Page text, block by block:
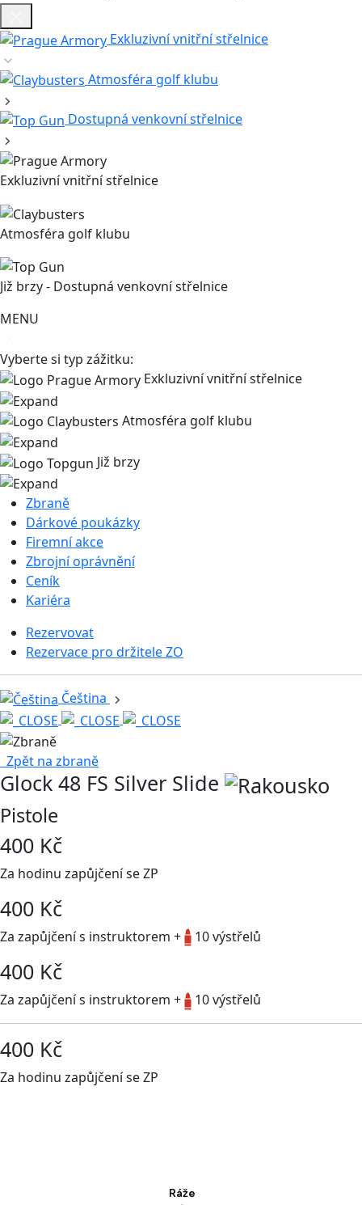
Exkluzivní vnitřní střelnice
Atmosféra golf klubu
Dostupná venkovní střelnice
Exkluzivní vnitřní střelnice
Atmosféra golf klubu
Již brzy - Dostupná venkovní střelnice
MENU
Vyberte si typ zážitku:
Exkluzivní vnitřní střelnice
Atmosféra golf klubu
Již brzy
Zbraně
Dárkové poukázky
Firemní akce
Zbrojní oprávnění
Ceník
Kariéra
Rezervovat
Rezervace pro držitele ZO
Čeština
Zpět na zbraně
Glock 48 FS Silver Slide
Pistole
400 Kč
Za hodinu zapůjčení se ZP
400 Kč
Za zapůjčení s instruktorem + 10 výstřelů
400 Kč
Za zapůjčení s instruktorem + 10 výstřelů
400 Kč
Za hodinu zapůjčení se ZP